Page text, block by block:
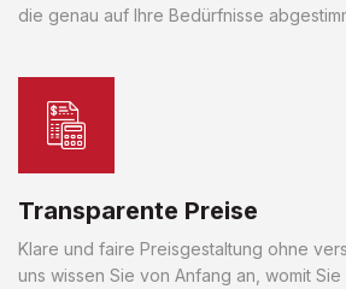
die genau auf Ihre Bedürfnisse
Transparente Preise
Klare und faire Preisgestaltung ohne
uns wissen Sie von Anfang an, womit